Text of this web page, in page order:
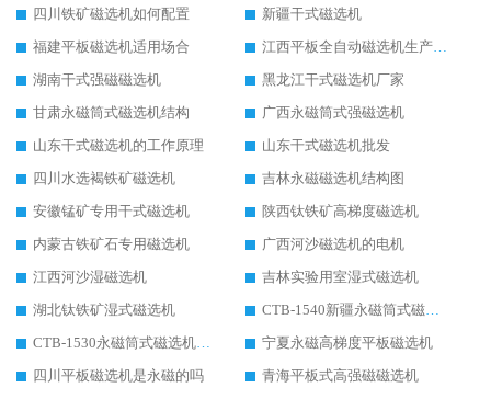
四川铁矿磁选机如何配置
新疆干式磁选机
福建平板磁选机适用场合
江西平板全自动磁选机生产厂家
湖南干式强磁磁选机
黑龙江干式磁选机厂家
甘肃永磁筒式磁选机结构
广西永磁筒式强磁选机
山东干式磁选机的工作原理
山东干式磁选机批发
四川水选褐铁矿磁选机
吉林永磁磁选机结构图
安徽锰矿专用干式磁选机
陕西钛铁矿高梯度磁选机
内蒙古铁矿石专用磁选机
广西河沙磁选机的电机
江西河沙湿磁选机
吉林实验用室湿式磁选机
湖北钛铁矿湿式磁选机
CTB-1540新疆永磁筒式磁选机
CTB-1530永磁筒式磁选机代理商
宁夏永磁高梯度平板磁选机
四川平板磁选机是永磁的吗
青海平板式高强磁磁选机